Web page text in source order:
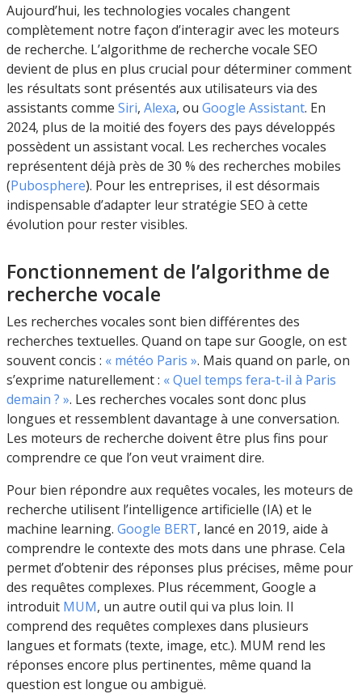
Aujourd’hui, les technologies vocales changent
complètement notre façon d’interagir avec les moteurs
de recherche. L’algorithme de recherche vocale SEO
devient de plus en plus crucial pour déterminer comment
les résultats sont présentés aux utilisateurs via des
assistants comme Siri, Alexa, ou Google Assistant. En
2024, plus de la moitié des foyers des pays développés
possèdent un assistant vocal. Les recherches vocales
représentent déjà près de 30 % des recherches mobiles​
(Pubosphere)​. Pour les entreprises, il est désormais
indispensable d’adapter leur stratégie SEO à cette
évolution pour rester visibles.
Fonctionnement de l’algorithme de
recherche vocale
Les recherches vocales sont bien différentes des
recherches textuelles. Quand on tape sur Google, on est
souvent concis : « météo Paris ». Mais quand on parle, on
s’exprime naturellement : « Quel temps fera-t-il à Paris
demain ? ». Les recherches vocales sont donc plus
longues et ressemblent davantage à une conversation.
Les moteurs de recherche doivent être plus fins pour
comprendre ce que l’on veut vraiment dire.
Pour bien répondre aux requêtes vocales, les moteurs de
recherche utilisent l’intelligence artificielle (IA) et le
machine learning. Google BERT, lancé en 2019, aide à
comprendre le contexte des mots dans une phrase. Cela
permet d’obtenir des réponses plus précises, même pour
des requêtes complexes. Plus récemment, Google a
introduit MUM, un autre outil qui va plus loin. Il
comprend des requêtes complexes dans plusieurs
langues et formats (texte, image, etc.). MUM rend les
réponses encore plus pertinentes, même quand la
question est longue ou ambiguë.